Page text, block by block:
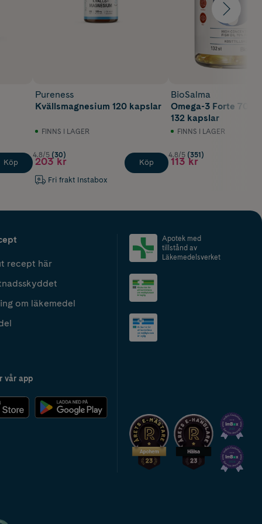
Köp
Pureness
Kvällsmagnesium 120 kapslar
FINNS I LAGER
4.8/5 (30)
203 kr
Fri frakt Instabox
Köp
BioSalma
Omega-3 Forte 70%
132 kapslar
FINNS I LAGER
4.8/5 (351)
113 kr
recept här
om läkemedel
vår app
Apotek med
tillstånd av
Läkemedelsverket
2024